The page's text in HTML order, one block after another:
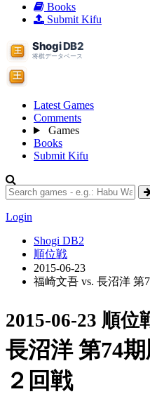
Books
Submit Kifu
Latest Games
Comments
Games
Books
Submit Kifu
Login
Shogi DB2
順位戦
2015-06-23
福崎文吾 vs. 長沼洋 第
2015-06-23 順位
長沼洋 第74
２回戦